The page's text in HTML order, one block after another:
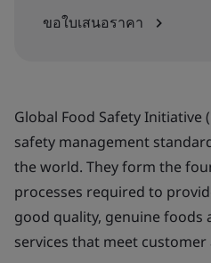
ขอใบเสนอราคา
Global Food Safety Initiative
safety management
the world. They form the
processes required to
good quality, genuine
services that meet